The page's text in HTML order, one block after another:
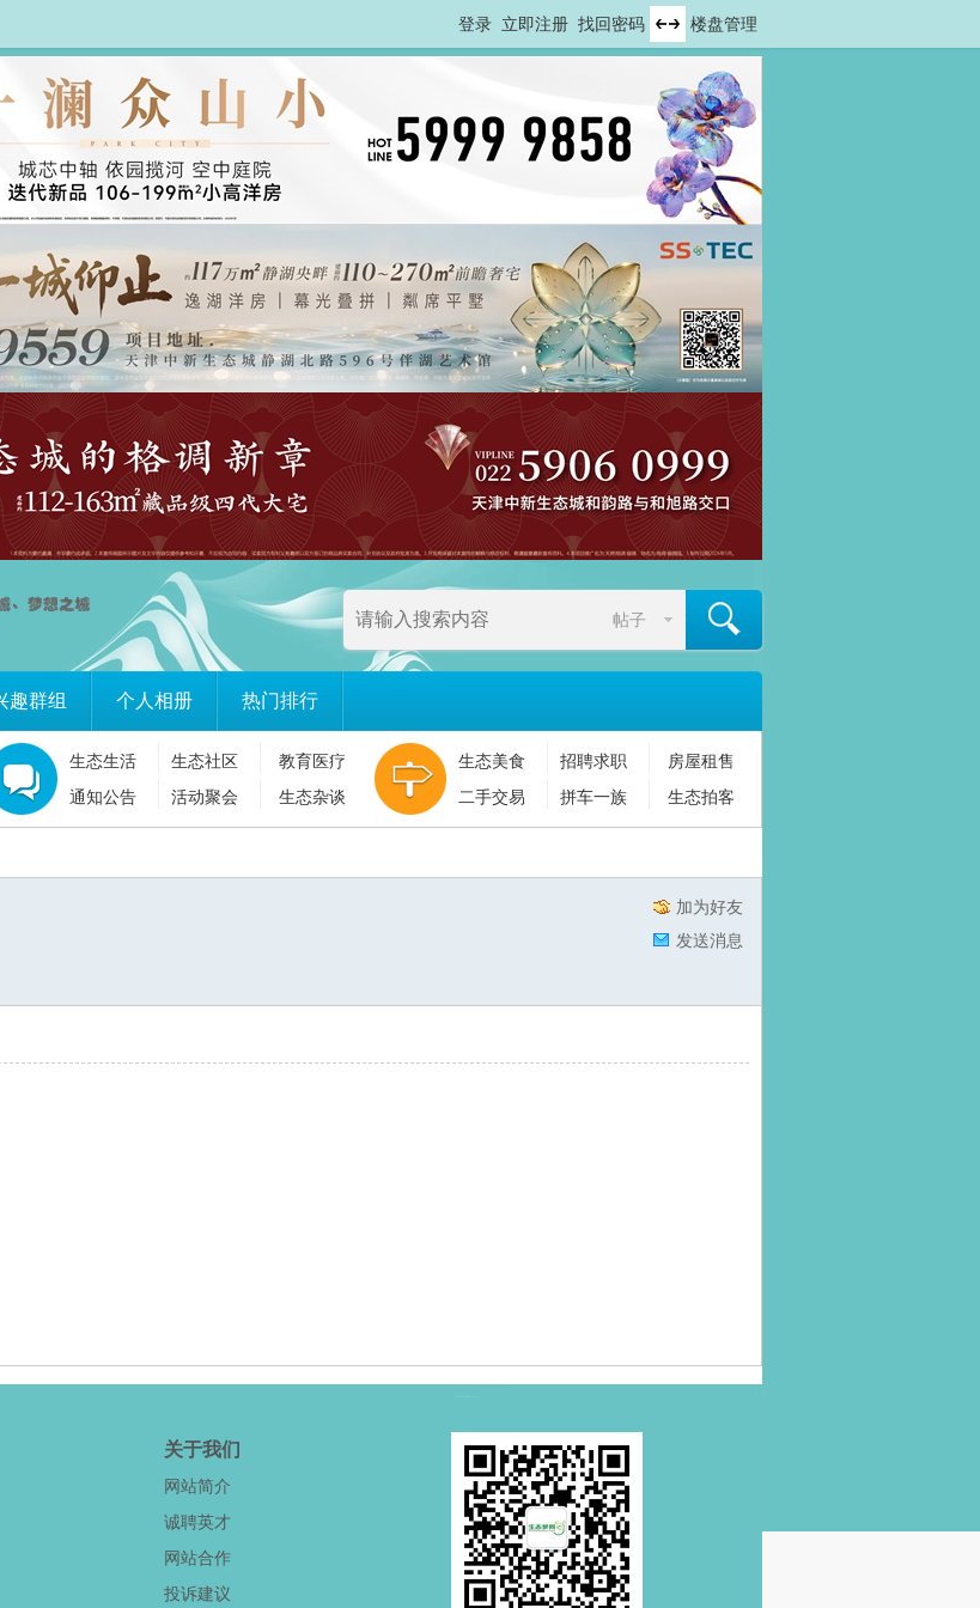
登录 立即注册 找回密码 楼盘管理
帖子
趣群组 个人相册 热门排行
搜索
生态生活 生态社区
教育医疗
通知公告
活动聚会 生态杂谈
生态美食 招聘求职
房屋租售
二手交易
拼车一族 生态拍客
加为好友
发送消息
关于我们
网站简介
诚聘英才
网站合作
投诉建议